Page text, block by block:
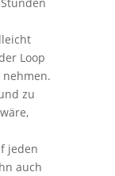
Loop
zu
jeden
auch